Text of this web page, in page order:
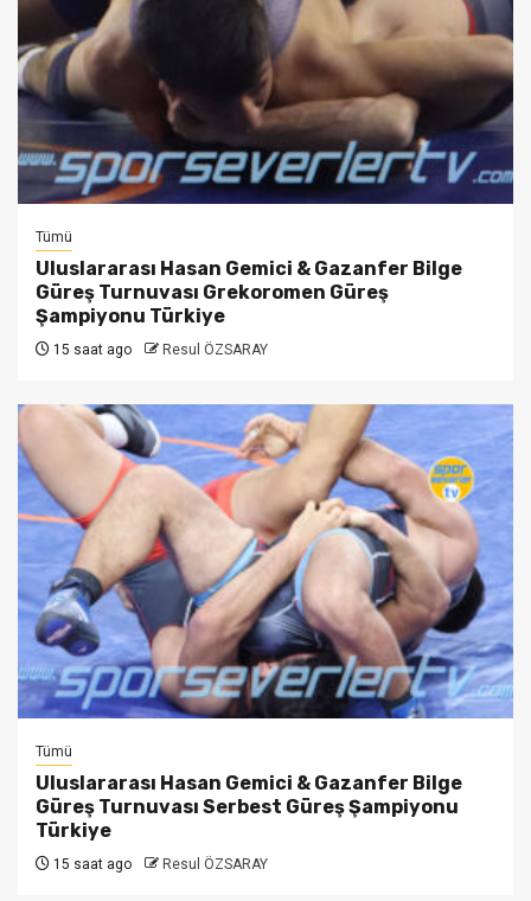
Tümü
Uluslararası Hasan Gemici & Gazanfer Bilge
Güreş Turnuvası Grekoromen Güreş
Şampiyonu Türkiye
15 saat ago Resul ÖZSARAY
Tümü
Uluslararası Hasan Gemici & Gazanfer Bilge
Güreş Turnuvası Serbest Güreş Şampiyonu
Türkiye
15 saat ago Resul ÖZSARAY